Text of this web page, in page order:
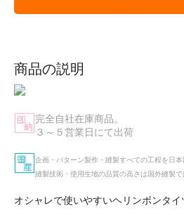
商品の説明
完全自社在庫商品。
３～５営業日にて出荷
企画・パターン製作・縫製すべての工程を日
縫製技術・使用生地の品質の高さは国外縫製で
オシャレで使いやすいヘリンボンタイ